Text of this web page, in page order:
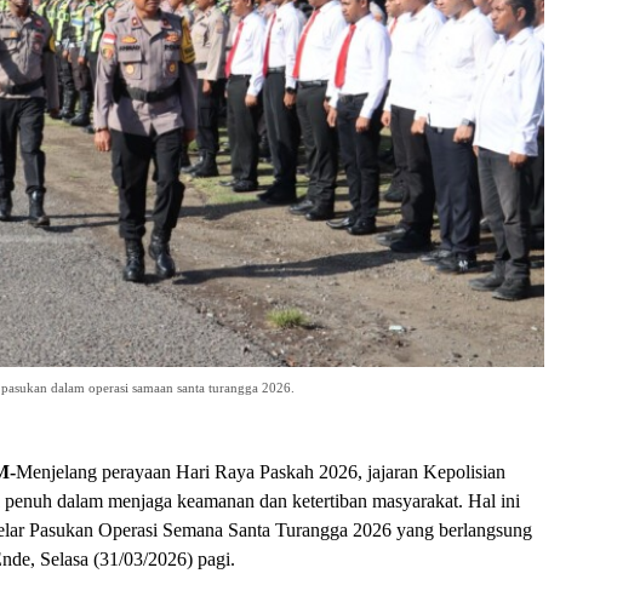
dalam operasi samaan santa turangga 2026.
Menjelang perayaan Hari Raya Paskah 2026, jajaran Kepolisian
dalam menjaga keamanan dan ketertiban masyarakat. Hal ini
Pasukan Operasi Semana Santa Turangga 2026 yang berlangsung
Selasa (31/03/2026) pagi.